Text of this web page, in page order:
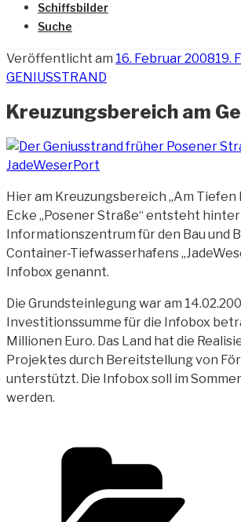
Schiffsbilder
Suche
Veröffentlicht am 16. Februar 200819.
GENIUSSTRAND
Kreuzungsbereich am
Hier am Kreuzungsbereich „Am Tiefen
Ecke „Posener Straße“ entsteht hinter
Informationszentrum für den Bau und
Container-Tiefwasserhafens
Infobox genannt.
Die Grundsteinlegung war am
Investitionssumme für die Infobox
Millionen Euro. Das Land hat die
Projektes durch Bereitstellung von
unterstützt. Die Infobox soll im
werden.